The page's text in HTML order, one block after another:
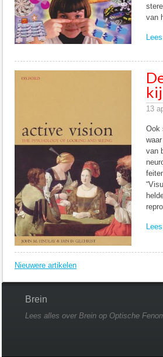
van
13
Ook
van
Nieuwere artikelen
Brein
Lees alles over Brein op Optische